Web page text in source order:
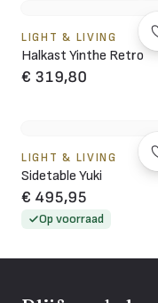
LIGHT & LIVING
Halkast Yinthe Retro
€ 319,80
LIGHT & LIVING
Sidetable Yuki
€ 495,95
Op voorraad